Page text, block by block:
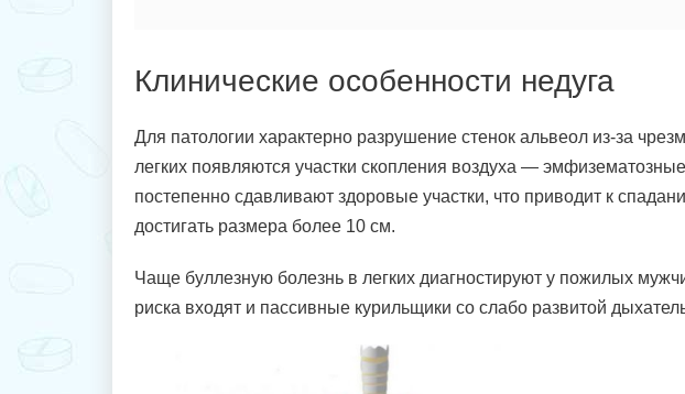
Клинические особенности недуга
Для патологии характерно разрушение стенок альвеол из-за
легких появляются участки скопления воздуха —
постепенно сдавливают здоровые участки, что приводит к
достигать размера более 10 см.
Чаще буллезную болезнь в легких диагностируют у пожилых
риска входят и пассивные курильщики со слабо развитой